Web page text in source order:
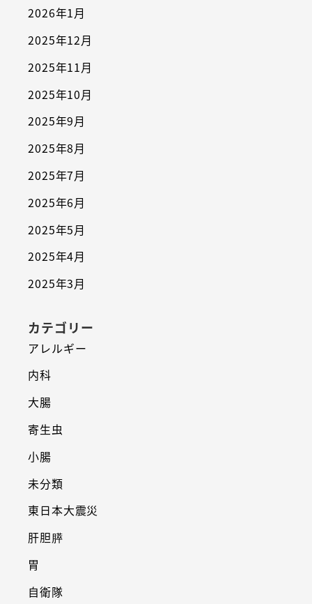
2026年1月
2025年12月
2025年11月
2025年10月
2025年9月
2025年8月
2025年7月
2025年6月
2025年5月
2025年4月
2025年3月
カテゴリー
アレルギー
内科
大腸
寄生虫
小腸
未分類
東日本大震災
肝胆膵
胃
自衛隊